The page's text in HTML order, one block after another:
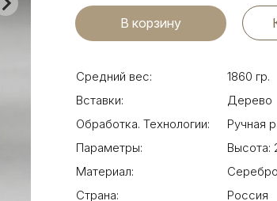
Средний вес:
1860 гр.
Вставки:
Дерево
Обработка. Технологии:
Ручная
Параметры:
Высота:
Материал:
Страна:
Россия